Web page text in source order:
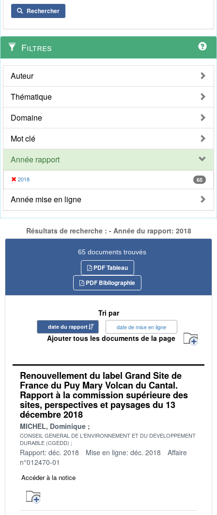
Rechercher
Filtres
Auteur
Thématique
Domaine
Mot clé
Année rapport
2018 65
Année mise en ligne
Résultats de recherche : - Année du rapport: 2018
65 documents trouvés
PDF Tableau
PDF Bibliographie
Tri par
date du rapport date de mise en ligne
Ajouter tous les documents de la page
Renouvellement du label Grand Site de
France du Puy Mary Volcan du Cantal.
Rapport à la commission supérieure des
sites, perspectives et paysages du 13
décembre 2018
MICHEL, Dominique
CONSEIL GENERAL DE L'ENVIRONNEMENT ET DU DEVELOPPEMENT
DURABLE (CGEDD)
Rapport: déc. 2018 Mise en ligne: déc. 2018
Affaire
n°012470-01
Accéder à la notice